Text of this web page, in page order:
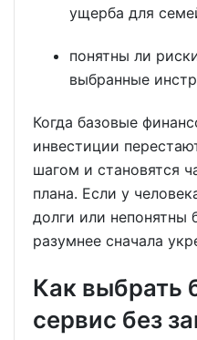
ущерба для
понятны ли
выбранные
Когда базовые
инвестиции
шагом и становятся
плана. Если у
долги или
разумнее сначала
Как выбрать
сервис без